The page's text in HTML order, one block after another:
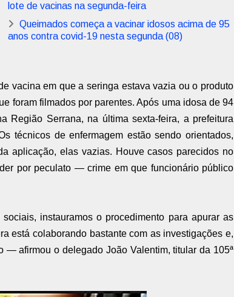
lote de vacinas na segunda-feira
Queimados começa a vacinar idosos acima de 95
anos contra covid-19 nesta segunda (08)
vacina em que a seringa estava vazia ou o produto
foram filmados por parentes. Após uma idosa de 94
Região Serrana, na última sexta-feira, a prefeitura
técnicos de enfermagem estão sendo orientados,
aplicação, elas vazias. Houve casos parecidos no
por peculato — crime em que funcionário público
instauramos o procedimento para apurar as
está colaborando bastante com as investigações e,
— afirmou o delegado João Valentim, titular da 105ª